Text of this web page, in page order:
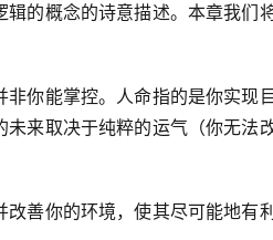
的概念的诗意描述。本章我们
你能掌控。人命指的是你实现
来取决于纯粹的运气（你无法改
善你的环境，使其尽可能地有